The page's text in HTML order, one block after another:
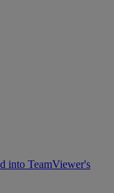
into TeamViewer's